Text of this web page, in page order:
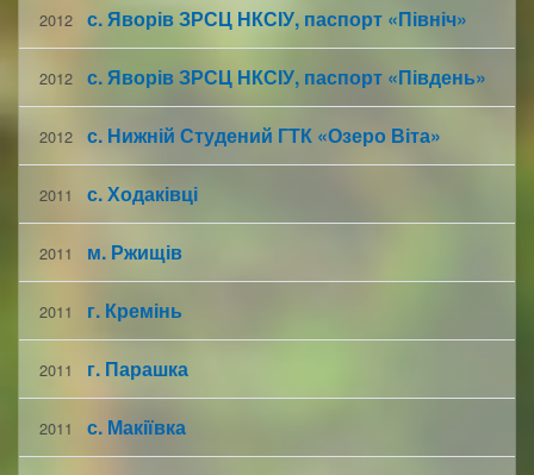
2012 с. Яворів ЗРСЦ НКСІУ, паспорт «Північ»
2012 с. Яворів ЗРСЦ НКСІУ, паспорт «Південь»
2012 с. Нижній Студений ГТК «Озеро Віта»
2011 с. Ходаківці
2011 м. Ржищів
2011 г. Кремінь
2011 г. Парашка
2011 с. Макіївка